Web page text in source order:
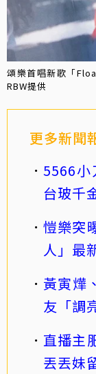
頌樂首唱新歌「
RBW提供
更多新聞
5566小
台玻千
愷樂突
人」最
黃寅燁
友「調
直播主
丟丟妹